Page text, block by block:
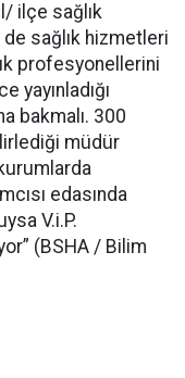
ilçe sağlık
sağlık hizmetleri
profesyonellerini
yayınladığı
bakmalı. 300
müdür
edasında
V.i.P.
(BSHA / Bilim